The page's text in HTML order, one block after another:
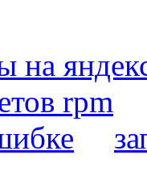
на
rpm